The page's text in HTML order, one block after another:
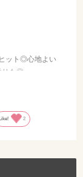
ット◎心地よい
りも◎
用前にカット
Like! 2